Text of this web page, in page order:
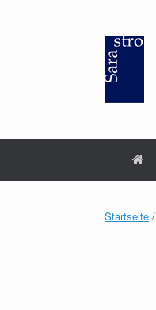
Startseite /